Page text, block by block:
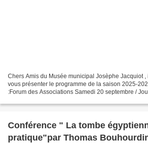
Chers Amis du Musée municipal Josèphe Jacquiot
vous présenter le programme de la saison 2025-
:Forum des Associations Samedi 20 septembre /
Conférence " La tombe
pratique"par Thomas